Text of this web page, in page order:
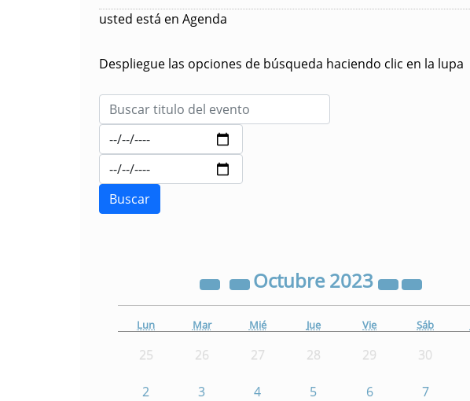
usted está en Agenda
Despliegue las opciones de búsqueda haciendo clic en la lupa
Octubre2023
Lun Mar Mié Jue Vie Sáb
25 26 27 28 29 30
2 3 4 5 6 7